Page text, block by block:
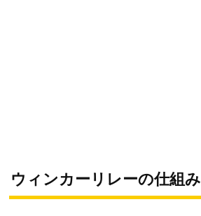
ウィンカーリレーの仕組み